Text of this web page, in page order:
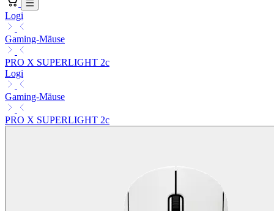
Logi
Gaming-Mäuse
PRO X SUPERLIGHT 2c
Logi
Gaming-Mäuse
PRO X SUPERLIGHT 2c